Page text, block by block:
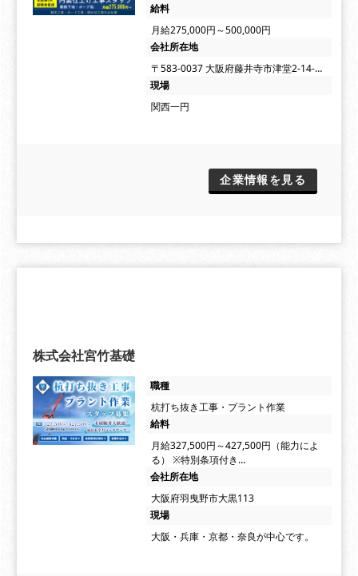
給料
月給275,000円～500,000円
会社所在地
〒583-0037 大阪府藤井寺市津堂2-14-…
現場
関西一円
企業情報を見る
株式会社宮竹基礎
職種
杭打ち抜き工事・プラント作業
給料
月給327,500円～427,500円（能力によ
る） ※特別条項付き…
会社所在地
大阪府羽曳野市大黒113
現場
大阪・兵庫・京都・奈良が中心です。